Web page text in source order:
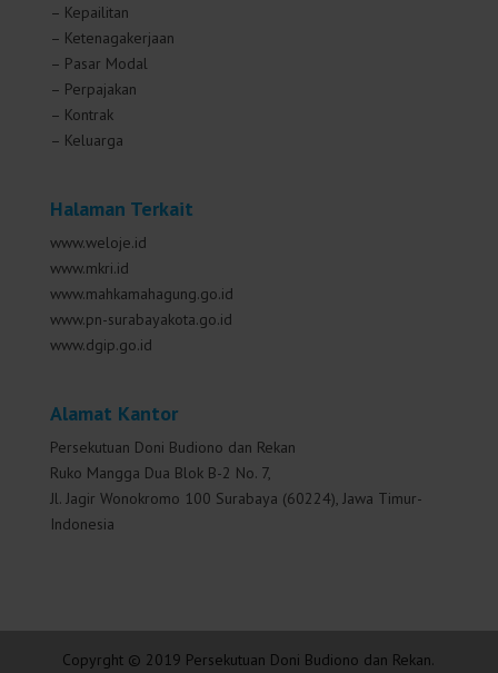
– Kepailitan
– Ketenagakerjaan
– Pasar Modal
– Perpajakan
– Kontrak
– Keluarga
Halaman Terkait
www.weloje.id
www.mkri.id
www.mahkamahagung.go.id
www.pn-surabayakota.go.id
www.dgip.go.id
Alamat Kantor
Persekutuan Doni Budiono dan Rekan
Ruko Mangga Dua Blok B-2 No. 7,
Jl. Jagir Wonokromo 100 Surabaya (60224), Jawa Timur-
Indonesia
Copyrght © 2019 Persekutuan Doni Budiono dan Rekan.